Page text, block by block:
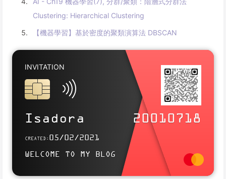
Clustering: Hierarchical Clustering
【機器學習】基於密度的聚類演算法 DBSCAN
INVITATION
Isadora 20010718
CREATED: 05/02/2021
WELCOME TO MY BLOG
SITELINK
https://essen900718.github.io
Whether u have any question or not, feel free to send messages to me <3
Welcome to Isadora's blog, wish u a nice day.